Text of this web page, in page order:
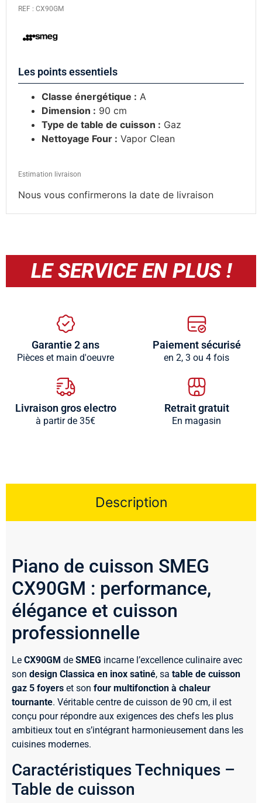
REF : CX90GM
Les points essentiels
Classe énergétique : A
Dimension : 90 cm
Type de table de cuisson : Gaz
Nettoyage Four : Vapor Clean
Estimation livraison
Nous vous confirmerons la date de livraison
LE SERVICE EN PLUS !
Garantie 2 ans
Pièces et main d'oeuvre
Paiement sécurisé
en 2, 3 ou 4 fois
Livraison gros electro
à partir de 35€
Retrait gratuit
En magasin
Description
Piano de cuisson SMEG
CX90GM : performance,
élégance et cuisson
professionnelle
Le CX90GM de SMEG incarne l’excellence culinaire avec
son design Classica en inox satiné, sa table de cuisson
gaz 5 foyers et son four multifonction à chaleur
tournante. Véritable centre de cuisson de 90 cm, il est
conçu pour répondre aux exigences des chefs les plus
ambitieux tout en s’intégrant harmonieusement dans les
cuisines modernes.
Caractéristiques Techniques –
Table de cuisson